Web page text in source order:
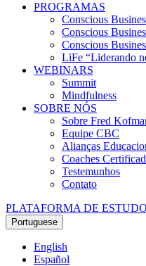
PROGRAMAS
Conscious
Conscious
Conscious
LiFe “Liderando
WEBINARS
Summit
Mindfulness
SOBRE NÓS
Sobre Fred
Equipe CBC
Alianças
Coaches
Testemunhos
Contato
PLATAFORMA DE ESTUDO
Portuguese
English
Español